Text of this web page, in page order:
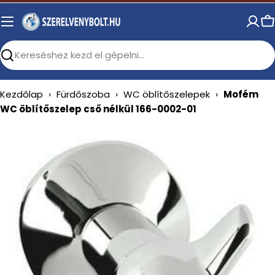
Skip
to
Search
Kezdőlap › Fürdőszoba › WC öblítőszelepek › Mofém
WC öblítőszelep cső nélkül 166-0002-01